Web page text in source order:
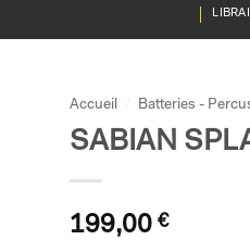
Accueil / Batteries -
SABIAN
199,00 €